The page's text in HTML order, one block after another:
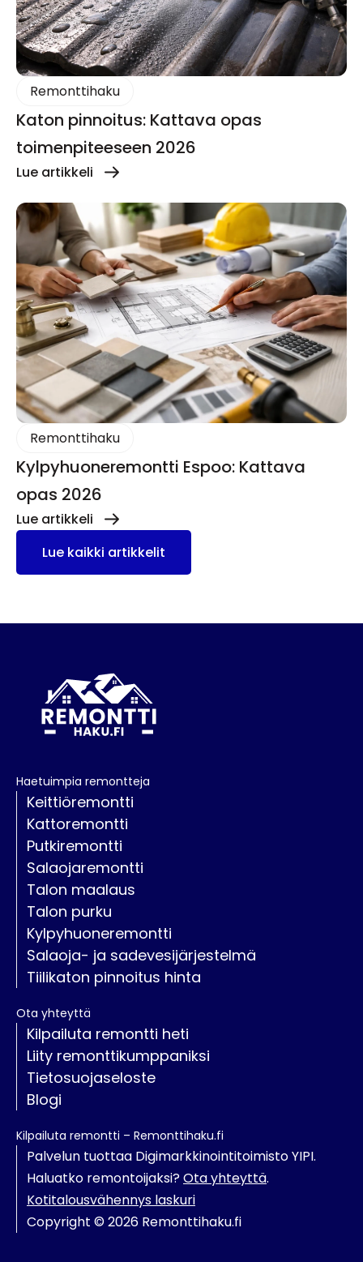
Remonttihaku
Katon pinnoitus: Kattava opas
toimenpiteeseen 2026
Lue artikkeli
Remonttihaku
Kylpyhuoneremontti Espoo: Kattava
opas 2026
Lue artikkeli
Lue kaikki artikkelit
Haetuimpia remontteja
Keittiöremontti
Kattoremontti
Putkiremontti
Salaojaremontti
Talon maalaus
Talon purku
Kylpyhuoneremontti
Salaoja- ja sadevesijärjestelmä
Tiilikaton pinnoitus hinta
Ota yhteyttä
Kilpailuta remontti heti
Liity remonttikumppaniksi
Tietosuojaseloste
Blogi
Kilpailuta remontti – Remonttihaku.fi
Palvelun tuottaa Digimarkkinointitoimisto YIPI.
Haluatko remontoijaksi?Ota yhteyttä.
Kotitalousvähennys laskuri
Copyright © 2026 Remonttihaku.fi